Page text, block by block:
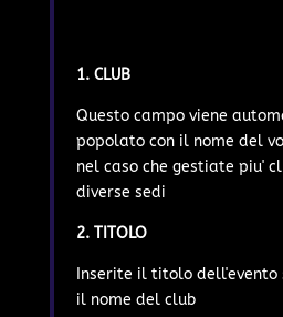
1. CLUB
Questo campo viene
popolato con il nome del
nel caso che gestiate piu'
diverse sedi
2. TITOLO
Inserite il titolo dell'evento
il nome del club